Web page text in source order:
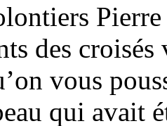
des
vous
qui avait